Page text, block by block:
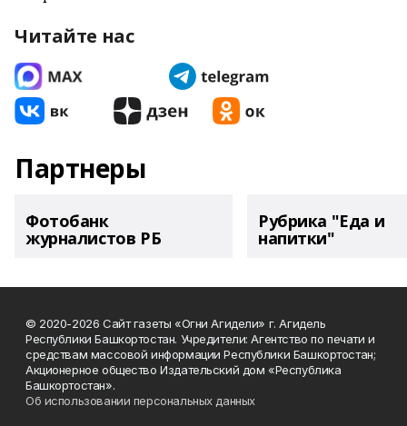
Читайте нас
Партнеры
Фотобанк
журналистов РБ
Рубрика "Еда и
напитки"
© 2020-2026 Сайт газеты «Огни Агидели» г. Агидель
Республики Башкортостан. Учредители: Агентство по печати и
средствам массовой информации Республики Башкортостан;
Акционерное общество Издательский дом «Республика
Башкортостан».
Об использовании персональных данных